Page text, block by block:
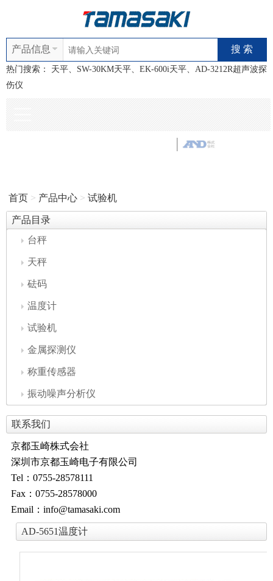
产品信息
热门搜索：
天平、SW-30KM天平、EK-600i天平、AD-3212R超声波探
伤仪
首页 > 产品中心 > 试验机
产品目录
台秤
天秤
砝码
温度计
试验机
金属探测仪
称重传感器
振动噪声分析仪
联系我们
京都玉崎株式会社
深圳市京都玉崎电子有限公司
Tel：0755-28578111
Fax：0755-28578000
Email：info@tamasaki.com
AD-5651温度计